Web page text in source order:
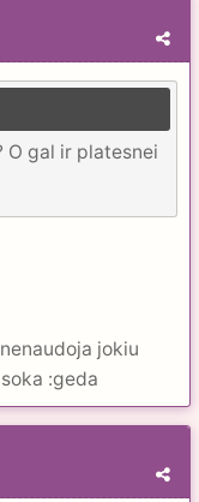
O gal ir platesnei
jokiu
:geda